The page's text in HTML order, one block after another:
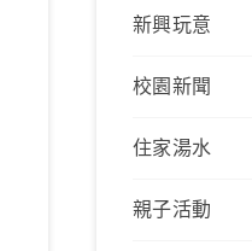
新興玩意
校園新聞
住家湯水
親子活動